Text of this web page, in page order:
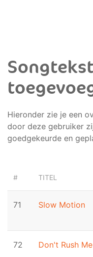
Hieronder zie je een
door deze gebruiker
goedgekeurde en
# TITEL
71 Slow Motion
72 Don't Rush Me